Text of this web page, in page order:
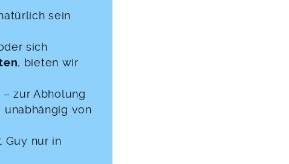
sein
sich
, bieten wir
– zur Abholung
unabhängig von
Guy nur in